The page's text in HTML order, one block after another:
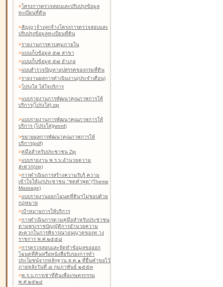
>โครงการตรวจสอบและปรับปรุงข้อมูล
ทะเบียนที่ดิน
>สัญญาจ้างลูกจ้างโครงการตรวจสอบและ
ปรับปรุงข้อมูลทะเบียนที่ดิน
>รายงานการควบคุมภายใน
>แบบเก็บข้อมูล ๕๗ สาขา
>แบบเก็บข้อมูล ๕๗ อำเภอ
>แบบสำรวจปัญหาอุปสรรคของกรมที่ดิน
>รายงานผลการดำเนินงาน(ประจำเดือน)
>โปร่งใส ใส่ใจบริการ
>แบบรายงานการพัฒนาคุณภาพการให้
บริการ(โปร่งใส).zip
>แบบรายงานการพัฒนาคุณภาพการให้
บริการ (โปร่งใส)(word)
>ขยายผลการพัฒนาคุณภาพการให้
บริการ(pdf)
>คู่มือสำหรับประชาชน Zip
>แบบรายงาน พ.ร.บ.อำนวยความ
สะดวก(zip)
>การดำเนินการสร้างความรับรู้ ความ
เข้าใจให้แก่ประชาชน "ชุดคำพูด"(Theme
Massage)
>แบบรายงานออกโฉนดที่ดินฯไม่ชอบด้วย
กฎหมาย
>เป้าหมายการให้บริการ
>การดำเนินการตามคู่มือสำหรับประชาชน
ตามพระราชบัญญัติการอำนวยความ
สะดวกในการพิจารณาอนุญาตของท าง
ราชการ พ.ศ.๒๕๕๘
>การตรวจสอบและจัดทำข้อมูลขอออก
โฉนดที่ดินหรือหนังสือรับรองการทำ
ประโยชน์จากหลักฐาน ส.ค.๑ ที่ยื่นคำขอไว้
ภายหลังวันที่ ๘ กุมภาพันธ์ ๒๕๕๓
>พ.ร.บ.การเช่าที่ดินเพื่อเกษตรกรรม
พ.ศ.๒๕๒๔